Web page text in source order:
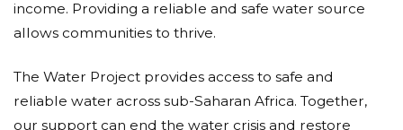
income. Providing a reliable and safe water source
allows communities to thrive.
The Water Project provides access to safe and
reliable water across sub-Saharan Africa. Together,
our support can end the water crisis and restore